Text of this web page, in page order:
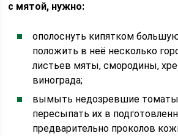
с мятой, нужно:
ополоснуть кипятком
положить в неё несколько
листьев мяты, смородины,
винограда;
вымыть недозревшие томаты
пересыпать их в
предварительно проколов